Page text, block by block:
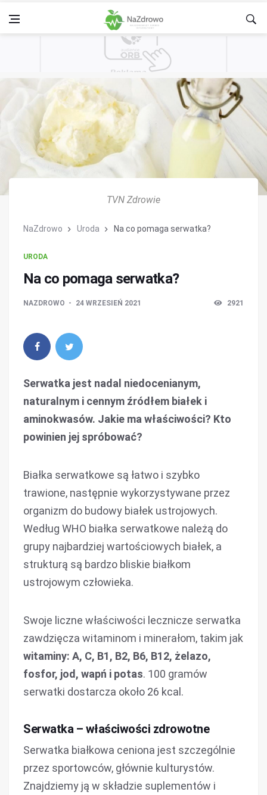
TVN Zdrowie
NaZdrowo Uroda Na co pomaga serwatka?
URODA
Na co pomaga serwatka?
NAZDROWO 24 WRZESIEŃ 2021 2921
Serwatka jest nadal niedocenianym,
naturalnym i cennym źródłem białek i
aminokwasów. Jakie ma właściwości? Kto
powinien jej spróbować?
Białka serwatkowe są łatwo i szybko
trawione, następnie wykorzystywane przez
organizm do budowy białek ustrojowych.
Według WHO białka serwatkowe należą do
grupy najbardziej wartościowych białek, a
strukturą są bardzo bliskie białkom
ustrojowym człowieka.
Swoje liczne właściwości lecznicze serwatka
zawdzięcza witaminom i minerałom, takim jak
witaminy: A, C, B1, B2, B6, B12, żelazo,
fosfor, jod, wapń i potas. 100 gramów
serwatki dostarcza około 26 kcal.
Serwatka – właściwości zdrowotne
Serwatka białkowa ceniona jest szczególnie
przez sportowców, głównie kulturystów.
Znajdziemy ją w składzie suplementów i